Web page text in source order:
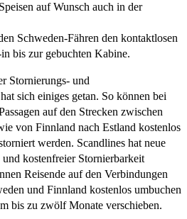
auf Wunsch auch in der
Schweden-Fähren den kontaktlosen
bis zur gebuchten Kabine.
Stornierungs- und
sich einiges getan. So können bei
auf den Strecken zwischen
von Finnland nach Estland kostenlos
werden. Scandlines hat neue
kostenfreier Stornierbarkeit
Reisende auf den Verbindungen
und Finnland kostenlos umbuchen
bis zu zwölf Monate verschieben.